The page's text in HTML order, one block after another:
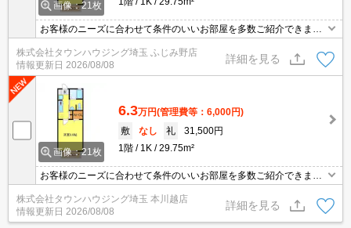
画像：21枚
お客様のニーズに合わせて条件のいいお部屋を多数ご紹介できます♪
情報数No.1のタウンハウジングまで是非お問い合わせください！
株式会社タウンハウジング埼玉 ふじみ野店
情報更新日 2026/08/08
詳細を見る
画像：21枚
6.3万円(管理費等：6,000円)
敷
なし 礼
31,500円
1階
1K 29.75m²
お客様のニーズに合わせて条件のいいお部屋を多数ご紹介できます♪
情報数No.1のタウンハウジングまで是非お問い合わせください！
株式会社タウンハウジング埼玉 本川越店
情報更新日 2026/08/08
詳細を見る